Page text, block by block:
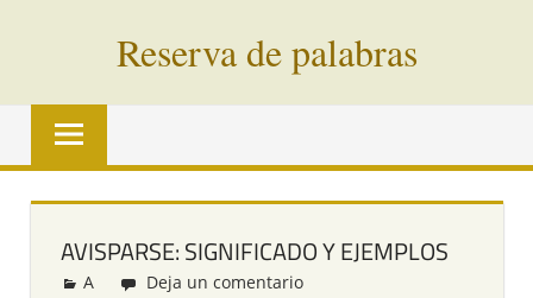
Reserva de palabras
Palabras
vías
todo
AVISPARSE: SIGNIFICADO Y EJEMPLOS
Redacción
A Deja un comentario